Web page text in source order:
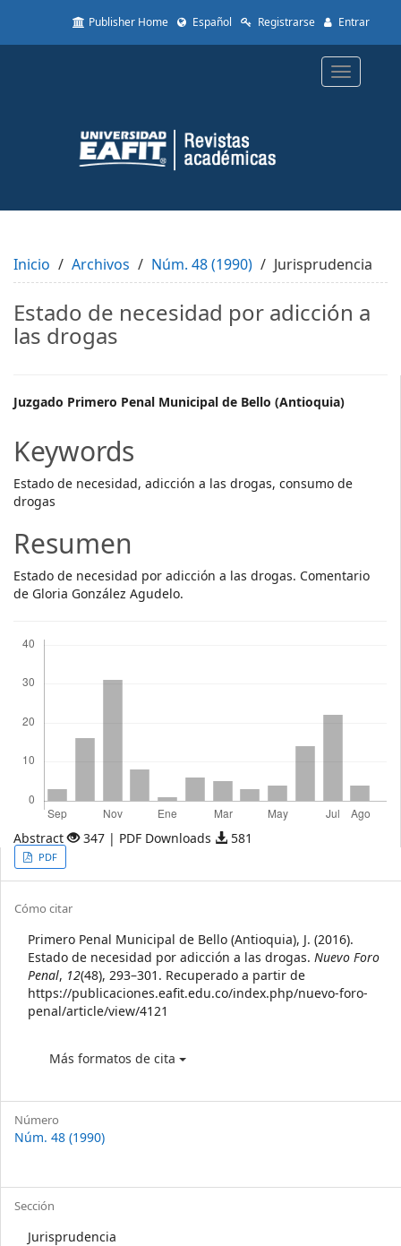
to
Content
Sidebar
Publisher Home Español Registrarse Entrar
Toggle
Inicio Archivos Núm. 48 (1990) Jurisprudencia
Estado de necesidad por adicción a
las drogas
Main
Article
Content
Juzgado Primero Penal Municipal de Bello (Antioquia)
Keywords
Estado de necesidad, adicción a las drogas, consumo de
drogas
Resumen
Estado de necesidad por adicción a las drogas. Comentario
de Gloria González Agudelo.
Abstract 347 | PDF Downloads 581
Article
Sidebar
PDF
Article
Details
Cómo citar
Primero Penal Municipal de Bello (Antioquia), J. (2016).
Estado de necesidad por adicción a las drogas. Nuevo Foro
Penal, 12(48), 293–301. Recuperado a partir de
https://publicaciones.eafit.edu.co/index.php/nuevo-foro-
penal/article/view/4121
Más formatos de cita
Número
Núm. 48 (1990)
Sección
Jurisprudencia